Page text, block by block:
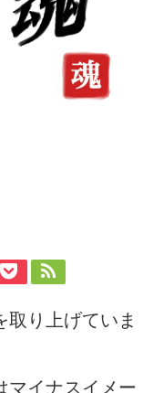
取り上げていま
マイナスイメー